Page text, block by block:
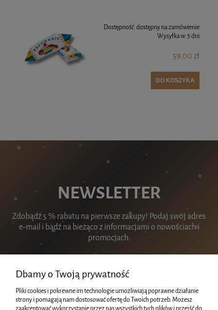
Dostępność:dostępny na zamówienie
Wysyłka w: 5 dni
59,00 zł
DO KOSZYKA
NEWSLETTER
Zdobądź 5 % rabatu na pierwsze zakupy! Podaj swój adres
e-mail i bądź na bieżąco z informacjami o nowościach i
promocjach.
ZAPISZ SIĘ
Dbamy o Twoją prywatność
Pliki cookies i pokrewne im technologie umożliwiają poprawne działanie
strony i pomagają nam dostosować ofertę do Twoich potrzeb. Możesz
zaakceptować wykorzystanie przez nas wszystkich tych plików i przejść do